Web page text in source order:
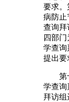
要求。
病防止
查询拜
四部
学查询
提出要
第十
学查询
拜访